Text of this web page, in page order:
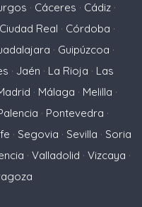
· Cáceres · Cádiz ·
Ciudad Real · Córdoba ·
· Guipúzcoa ·
· Jaén · La Rioja · Las
· Málaga · Melilla ·
· Pontevedra ·
· Segovia · Sevilla · Soria
· Valladolid · Vizcaya ·